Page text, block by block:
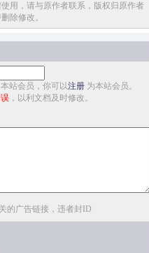
用，请与原作者联系，版权归原作者
除修改。
站会员，你可以注册 为本站会员。
，以利文档及时修改。
的广告链接，违者封ID